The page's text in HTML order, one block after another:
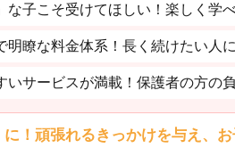
な子こそ受けてほしい！楽しく学
明瞭な料金体系！長く続けたい人
いサービスが満載！保護者の方の
！頑張れるきっかけを与え、